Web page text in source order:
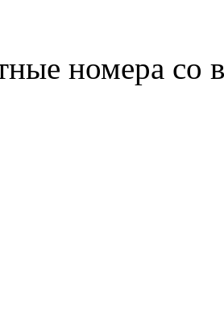
номера со